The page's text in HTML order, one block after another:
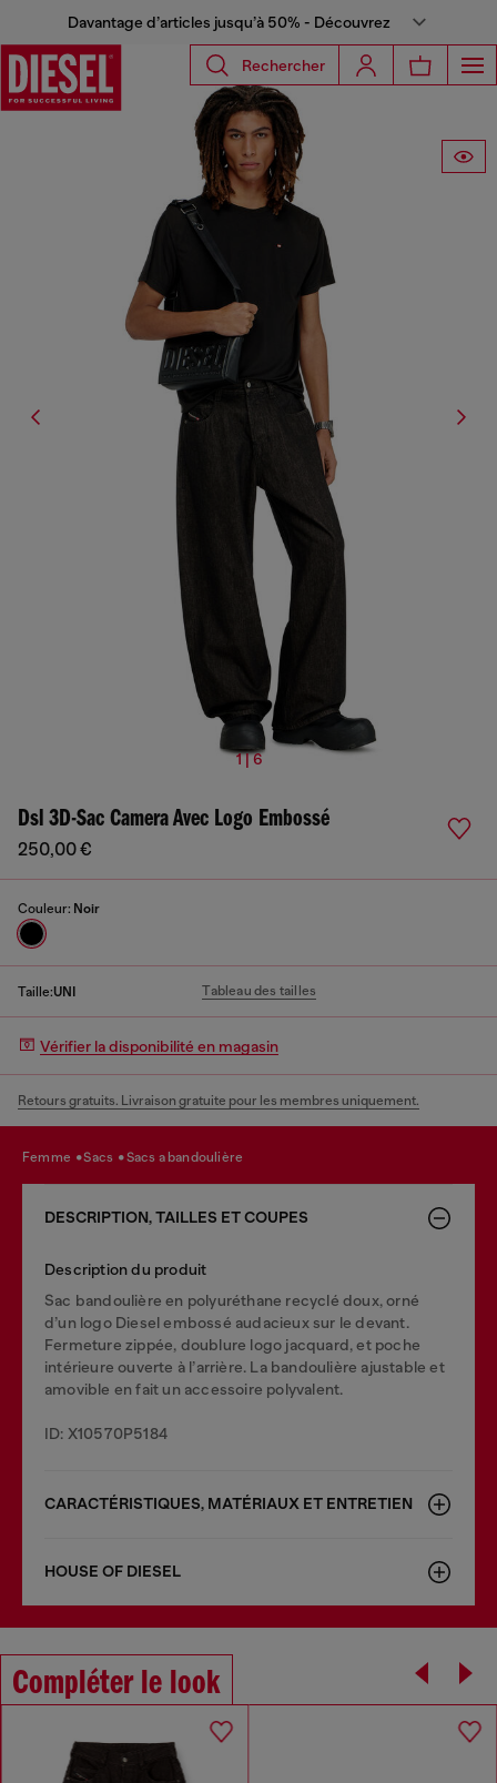
Davantage d’articles jusqu’à 50% - Découvrez
Rechercher
1 | 6
Dsl 3D-Sac Camera Avec Logo Embossé
250,00 €
Couleur: Noir
Taille:UNI Tableau des tailles
Vérifier la disponibilité en magasin
Retours gratuits. Livraison gratuite pour les membres uniquement.
femme sacs sacs a bandoulière
DESCRIPTION, TAILLES ET COUPES
Description du produit
Sac bandoulière en polyuréthane recyclé doux, orné
d’un logo Diesel embossé audacieux sur le devant.
Fermeture zippée, doublure logo jacquard, et poche
intérieure ouverte à l’arrière. La bandoulière ajustable et
amovible en fait un accessoire polyvalent.
ID: X10570P5184
CARACTÉRISTIQUES, MATÉRIAUX ET ENTRETIEN
HOUSE OF DIESEL
Compléter le look